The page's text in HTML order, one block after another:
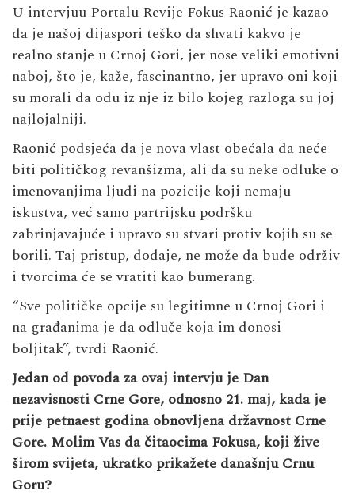
U intervjuu Portalu Revije Fokus Raonić je kazao
da je našoj dijaspori teško da shvati kakvo je
realno stanje u Crnoj Gori, jer nose veliki emotivni
naboj, što je, kaže, fascinantno, jer upravo oni koji
su morali da odu iz nje iz bilo kojeg razloga su joj
najlojalniji.
Raonić podsjeća da je nova vlast obećala da neće
biti političkog revanšizma, ali da su neke odluke o
imenovanjima ljudi na pozicije koji nemaju
iskustva, već samo partrijsku podršku
zabrinjavajuće i upravo su stvari protiv kojih su se
borili. Taj pristup, dodaje, ne može da bude održiv
i tvorcima će se vratiti kao bumerang.
“Sve političke opcije su legitimne u Crnoj Gori i
na građanima je da odluče koja im donosi
boljitak”, tvrdi Raonić.
Jedan od povoda za ovaj intervju je Dan
nezavisnosti Crne Gore, odnosno 21. maj, kada je
prije petnaest godina obnovljena državnost Crne
Gore. Molim Vas da čitaocima Fokusa, koji žive
širom svijeta, ukratko prikažete današnju Crnu
Goru?